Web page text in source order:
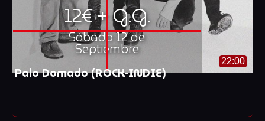
12€ + G.G.
Sábado 12 de
Septiembre
22:00
Palo Domado (ROCK-INDIE)